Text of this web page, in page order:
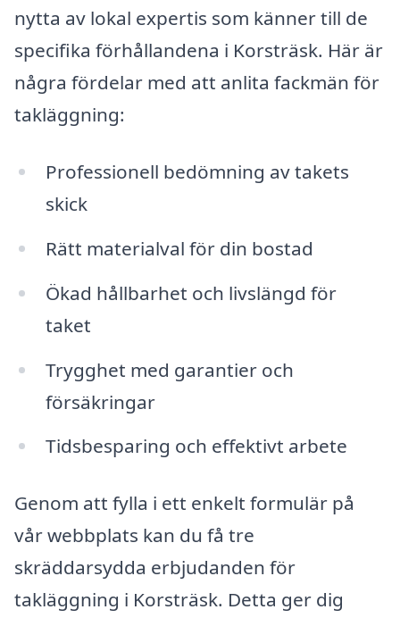
nytta av lokal expertis som känner till de
specifika förhållandena i Korsträsk. Här är
några fördelar med att anlita fackmän för
takläggning:
Professionell bedömning av takets
skick
Rätt materialval för din bostad
Ökad hållbarhet och livslängd för
taket
Trygghet med garantier och
försäkringar
Tidsbesparing och effektivt arbete
Genom att fylla i ett enkelt formulär på
vår webbplats kan du få tre
skräddarsydda erbjudanden för
takläggning i Korsträsk. Detta ger dig